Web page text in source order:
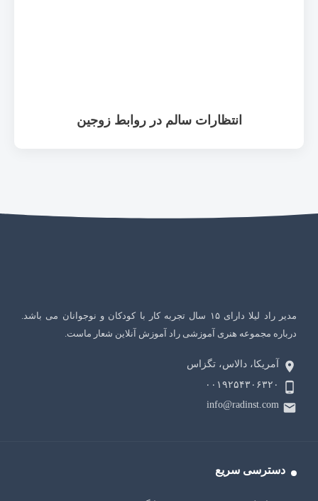
انتظارات سالم در روابط زوجین
مدیر راد لیلا دارای ۱۵ سال تجربه کار با کودکان و نوجوانان می باشد.
درباره مجموعه هنری آموزشی راد آموزش آنلاین شعار ماست.
آمریکا، دالاس، تگزاس
۰۰۱۹۲۵۴۳۰۶۳۲۰
info@radinst.com
دسترسی سریع